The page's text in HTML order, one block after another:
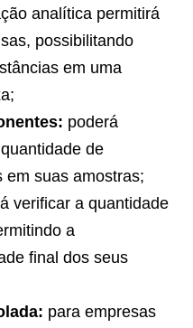
analítica permitirá
possibilitando
em uma
poderá
de
em suas amostras;
verificar a quantidade
a
final dos seus
para empresas